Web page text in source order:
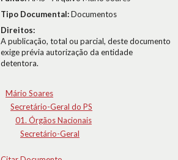
Tipo Documental:Documentos
Direitos:
A publicação, total ou parcial, deste documento
exige prévia autorização da entidade
detentora.
Mário Soares
Secretário-Geral do PS
01. Órgãos Nacionais
Secretário-Geral